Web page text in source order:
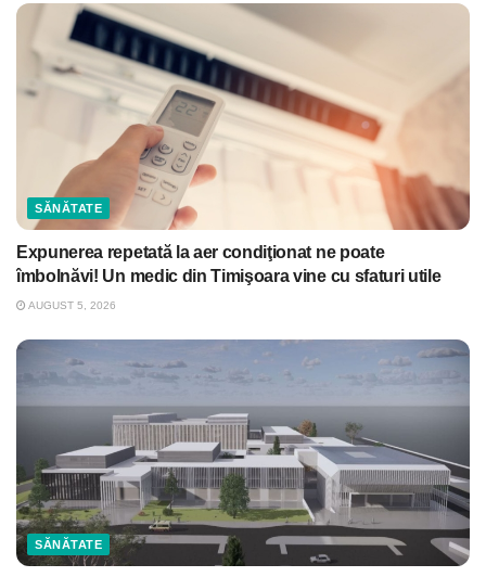
SĂNĂTATE
Expunerea repetată la aer condiţionat ne poate
îmbolnăvi! Un medic din Timişoara vine cu sfaturi utile
AUGUST 5, 2026
SĂNĂTATE